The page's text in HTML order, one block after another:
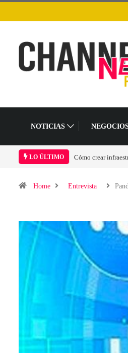
NOTICIAS
LO ÚLTIMO Las tarjetas
Home Entrevista